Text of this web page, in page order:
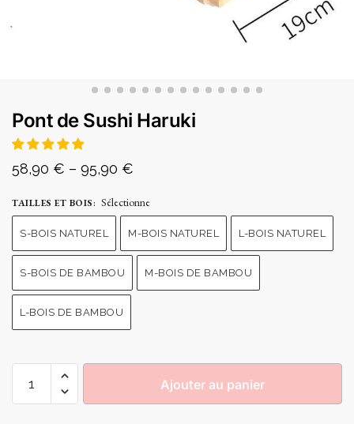
Pont de Sushi Haruki
58,90 € – 95,90 €
TAILLES ET BOIS: Sélectionne
S-BOIS NATUREL M-BOIS NATUREL L-BOIS NATUREL
S-BOIS DE BAMBOU M-BOIS DE BAMBOU
L-BOIS DE BAMBOU
Ajouter au panier